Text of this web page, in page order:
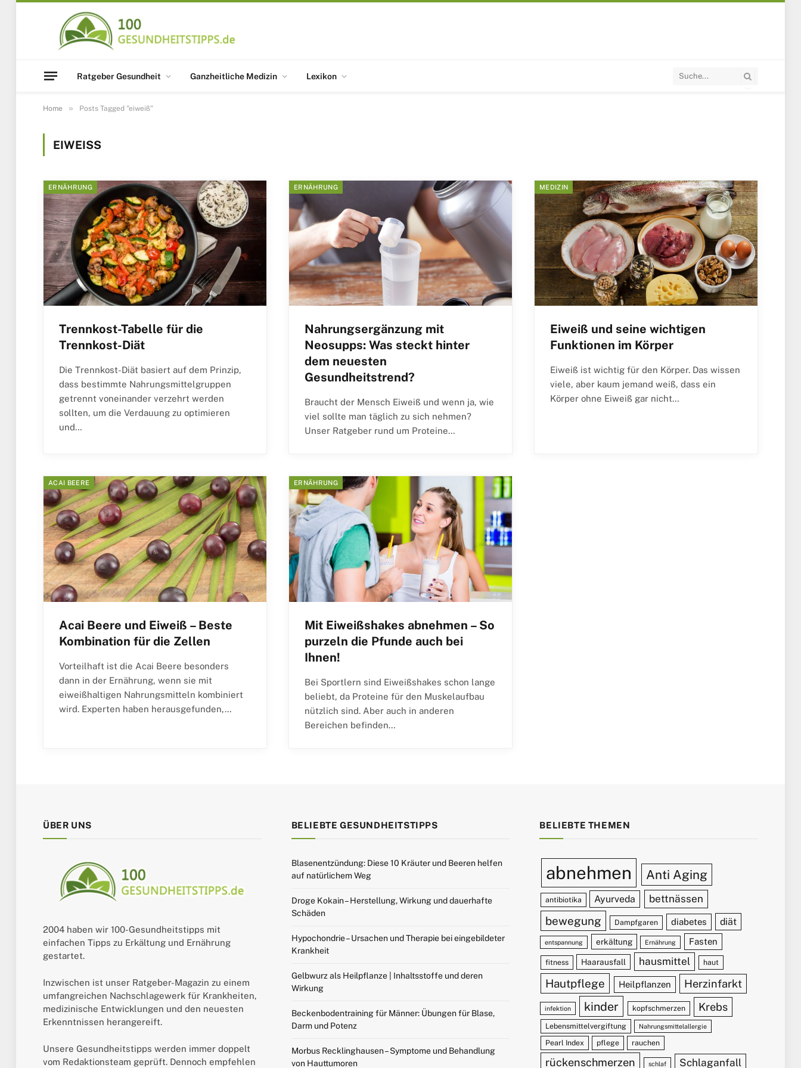
Ratgeber Gesundheit Ganzheitliche Medizin Lexikon
Home » Posts Tagged "eiweiß"
EIWEISS
ERNÄHRUNG
Trennkost-Tabelle für die
Trennkost-Diät
Die Trennkost-Diät basiert auf dem Prinzip,
dass bestimmte Nahrungsmittelgruppen
getrennt voneinander verzehrt werden
sollten, um die Verdauung zu optimieren
und…
ERNÄHRUNG
Nahrungsergänzung mit
Neosupps: Was steckt hinter
dem neuesten
Gesundheitstrend?
Braucht der Mensch Eiweiß und wenn ja, wie
viel sollte man täglich zu sich nehmen?
Unser Ratgeber rund um Proteine…
MEDIZIN
Eiweiß und seine wichtigen
Funktionen im Körper
Eiweiß ist wichtig für den Körper. Das wissen
viele, aber kaum jemand weiß, dass ein
Körper ohne Eiweiß gar nicht…
ACAI BEERE
Acai Beere und Eiweiß – Beste
Kombination für die Zellen
Vorteilhaft ist die Acai Beere besonders
dann in der Ernährung, wenn sie mit
eiweißhaltigen Nahrungsmitteln kombiniert
wird. Experten haben herausgefunden,…
ERNÄHRUNG
Mit Eiweißshakes abnehmen – So
purzeln die Pfunde auch bei
Ihnen!
Bei Sportlern sind Eiweißshakes schon lange
beliebt, da Proteine für den Muskelaufbau
nützlich sind. Aber auch in anderen
Bereichen befinden…
ÜBER UNS
2004 haben wir 100-Gesundheitstipps mit
einfachen Tipps zu Erkältung und Ernährung
gestartet.
Inzwischen ist unser Ratgeber-Magazin zu einem
umfangreichen Nachschlagewerk für Krankheiten,
medizinische Entwicklungen und den neuesten
Erkenntnissen herangereift.
Unsere Gesundheitstipps werden immer doppelt
vom Redaktionsteam geprüft. Dennoch empfehlen
BELIEBTE GESUNDHEITSTIPPS
Blasenentzündung: Diese 10 Kräuter und Beeren helfen
auf natürlichem Weg
Droge Kokain – Herstellung, Wirkung und dauerhafte
Schäden
Hypochondrie – Ursachen und Therapie bei eingebildeter
Krankheit
Gelbwurz als Heilpflanze | Inhaltsstoffe und deren
Wirkung
Beckenbodentraining für Männer: Übungen für Blase,
Darm und Potenz
Morbus Recklinghausen – Symptome und Behandlung
von Hauttumoren
BELIEBTE THEMEN
abnehmen Anti Aging
antibiotika Ayurveda bettnässen
bewegung Dampfgaren diabetes diät
entspannung erkältung Ernährung Fasten
fitness Haarausfall hausmittel haut
Hautpflege Heilpflanzen Herzinfarkt
infektion kinder kopfschmerzen Krebs
Lebensmittelvergiftung Nahrungsmittelallergie
Pearl Index pflege rauchen
rückenschmerzen schlaf Schlaganfall